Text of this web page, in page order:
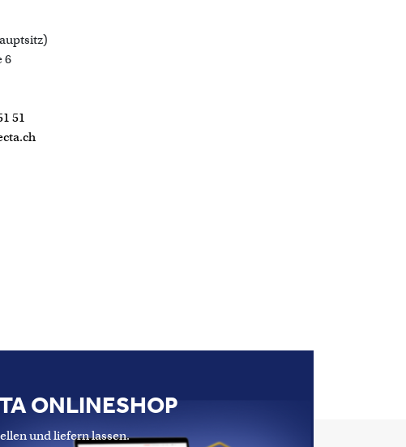
6
51
ONLINESHOP
und liefern lassen.